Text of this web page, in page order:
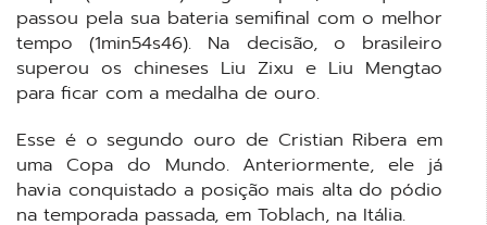
passou pela sua bateria semifinal com o melhor
tempo (1min54s46). Na decisão, o brasileiro
superou os chineses Liu Zixu e Liu Mengtao
para ficar com a medalha de ouro.
Esse é o segundo ouro de Cristian Ribera em
uma Copa do Mundo. Anteriormente, ele já
havia conquistado a posição mais alta do pódio
na temporada passada, em Toblach, na Itália.